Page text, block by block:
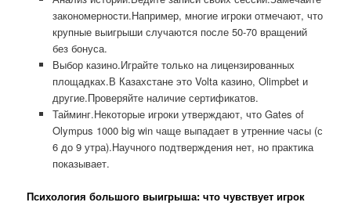
закономерности.Например, многие игроки отмечают, что
крупные выигрыши случаются после 50-70 вращений
без бонуса.
Выбор казино.Играйте только на лицензированных
площадках.В Казахстане это Volta казино, Olimpbet и
другие.Проверяйте наличие сертификатов.
Тайминг.Некоторые игроки утверждают, что Gates of
Olympus 1000 big win чаще выпадает в утренние часы (с
6 до 9 утра).Научного подтверждения нет, но практика
показывает.
Психология большого выигрыша: что чувствует игрок